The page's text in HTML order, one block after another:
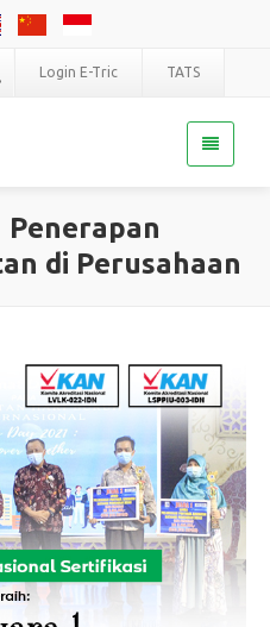
Login E-Tric TATS
Penerapan
di Perusahaan